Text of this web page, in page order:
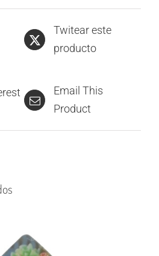
Twitear este
producto
Email This
Product